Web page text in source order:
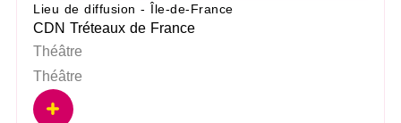
Lieu de diffusion - Île-de-France
CDN Tréteaux de France
Théâtre
Théâtre